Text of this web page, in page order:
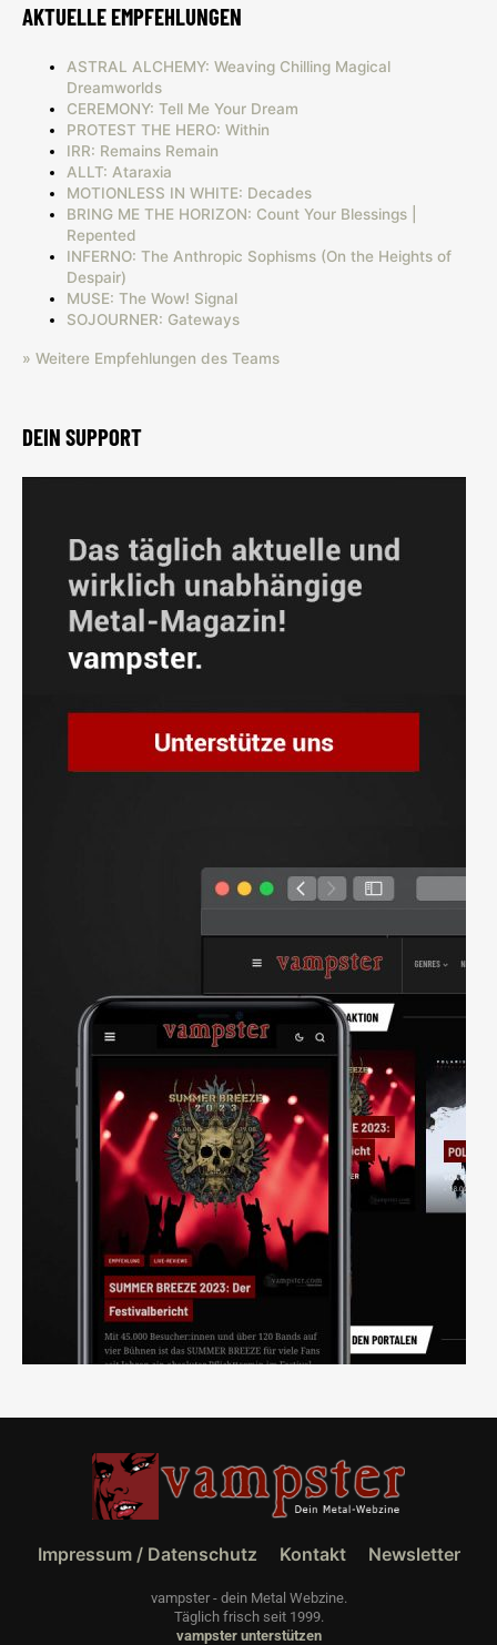
AKTUELLE EMPFEHLUNGEN
ASTRAL ALCHEMY: Weaving Chilling Magical
Dreamworlds
CEREMONY: Tell Me Your Dream
PROTEST THE HERO: Within
IRR: Remains Remain
ALLT: Ataraxia
MOTIONLESS IN WHITE: Decades
BRING ME THE HORIZON: Count Your Blessings |
Repented
INFERNO: The Anthropic Sophisms (On the Heights of
Despair)
MUSE: The Wow! Signal
SOJOURNER: Gateways
» Weitere Empfehlungen des Teams
DEIN SUPPORT
Impressum / Datenschutz Kontakt Newsletter
vampster - dein Metal Webzine.
Täglich frisch seit 1999.
vampster unterstützen